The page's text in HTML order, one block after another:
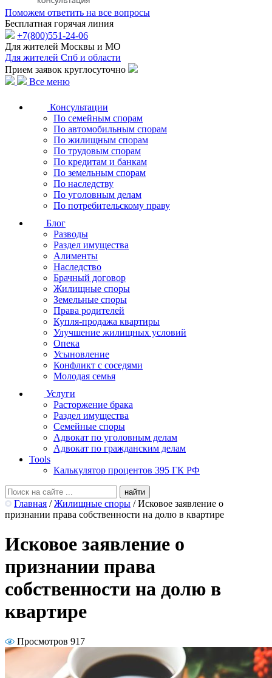
Поможем ответить на все вопросы
Бесплатная горячая линия
+7(800)551-24-06
Для жителей Москвы и МО
Для жителей Спб и области
Прием заявок круглосуточно
Все меню
Консультации
По семейным спорам
По автомобильным спорам
По жилищным спорам
По трудовым спорам
По кредитам и банкам
По земельным спорам
По наследству
По уголовным делам
По потребительскому праву
Блог
Разводы
Раздел имущества
Алименты
Наследство
Брачный договор
Жилищные споры
Земельные споры
Права родителей
Купля-продажа квартиры
Улучшение жилищных условий
Опека
Усыновление
Конфликт с соседями
Молодая семья
Услуги
Расторжение брака
Раздел имущества
Семейные споры
Адвокат по уголовным делам
Адвокат по гражданским делам
Tools
Калькулятор процентов 395 ГК РФ
Главная / Жилищные споры / Исковое заявление о
признании права собственности на долю в квартире
Исковое заявление о
признании права
собственности на долю в
квартире
Просмотров 917